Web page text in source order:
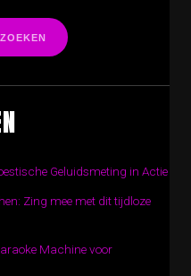
ZOEKEN
Geluidsmeting in Actie
Zing mee met dit tijdloze
Machine voor